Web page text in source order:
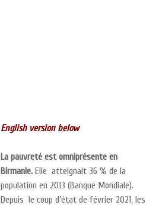
English version below
La pauvreté est omniprésente en
Birmanie. Elle atteignait 36 % de la
population en 2013 (Banque Mondiale).
Depuis le coup d’état de février 2021, les